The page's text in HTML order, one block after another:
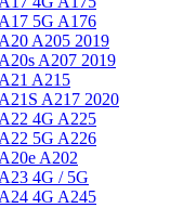
5G A176
A205 2019
A207 2019
A215
A217 2020
4G A225
5G A226
A202
4G / 5G
4G A245